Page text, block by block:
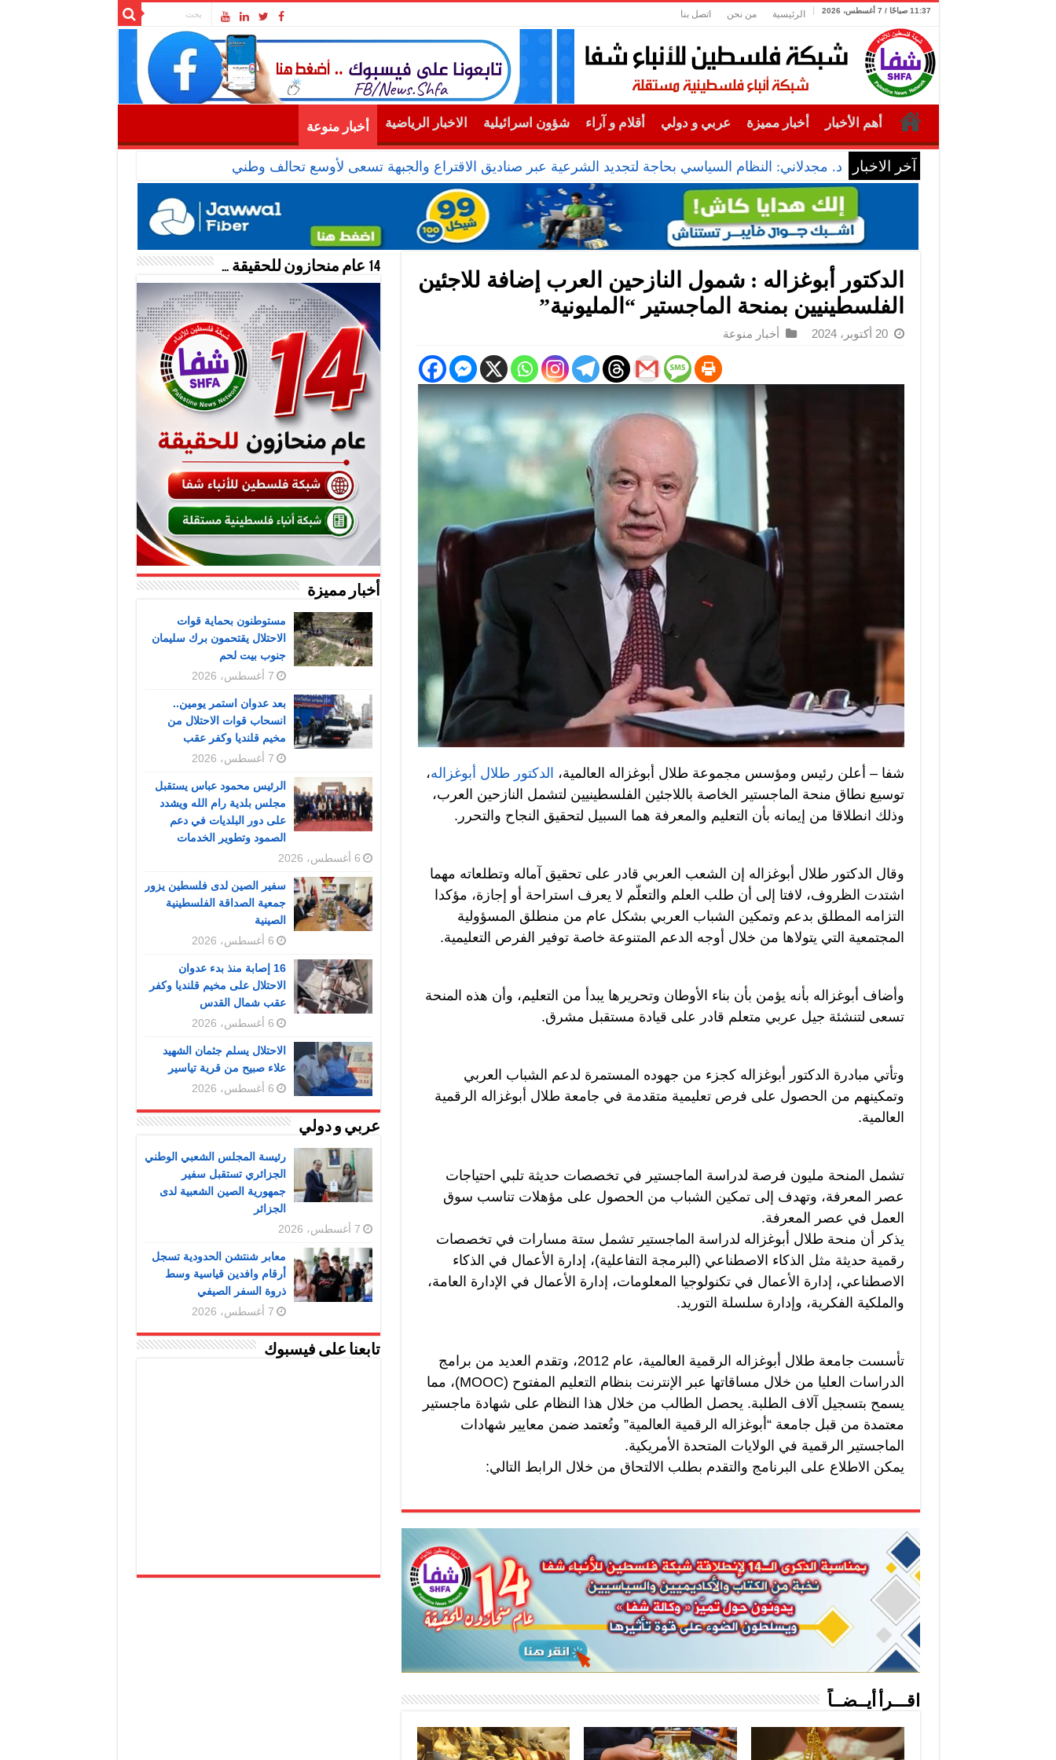
11:37 صباحًا / 7 أغسطس، 2026 الرئيسية من نحن اتصل بنا
أهم الأخبار أخبار مميزة عربي و دولي أقلام و آراء شؤون اسرائيلية الاخبار الرياضية أخبار منوعة
آخر الاخبار د. مجدلاني: النظام السياسي بحاجة لتجديد الشرعية عبر صناديق الاقتراع والجبهة تسعى لأوسع تحالف وطني
الدكتور أبوغزاله : شمول النازحين العرب إضافة للاجئين
الفلسطينيين بمنحة الماجستير “المليونية”
20 أكتوبر، 2024 أخبار منوعة
شفا – أعلن رئيس ومؤسس مجموعة طلال أبوغزاله العالمية، الدكتور طلال أبوغزاله،
توسيع نطاق منحة الماجستير الخاصة باللاجئين الفلسطينيين لتشمل النازحين العرب،
وذلك انطلاقا من إيمانه بأن التعليم والمعرفة هما السبيل لتحقيق النجاح والتحرر.
وقال الدكتور طلال أبوغزاله إن الشعب العربي قادر على تحقيق آماله وتطلعاته مهما
اشتدت الظروف، لافتا إلى أن طلب العلم والتعلّم لا يعرف استراحة أو إجازة، مؤكدا
التزامه المطلق بدعم وتمكين الشباب العربي بشكل عام من منطلق المسؤولية
المجتمعية التي يتولاها من خلال أوجه الدعم المتنوعة خاصة توفير الفرص التعليمية.
وأضاف أبوغزاله بأنه يؤمن بأن بناء الأوطان وتحريرها يبدأ من التعليم، وأن هذه المنحة
تسعى لتنشئة جيل عربي متعلم قادر على قيادة مستقبل مشرق.
وتأتي مبادرة الدكتور أبوغزاله كجزء من جهوده المستمرة لدعم الشباب العربي
وتمكينهم من الحصول على فرص تعليمية متقدمة في جامعة طلال أبوغزاله الرقمية
العالمية.
تشمل المنحة مليون فرصة لدراسة الماجستير في تخصصات حديثة تلبي احتياجات
عصر المعرفة، وتهدف إلى تمكين الشباب من الحصول على مؤهلات تناسب سوق
العمل في عصر المعرفة.
يذكر أن منحة طلال أبوغزاله لدراسة الماجستير تشمل ستة مسارات في تخصصات
رقمية حديثة مثل الذكاء الاصطناعي (البرمجة التفاعلية)، إدارة الأعمال في الذكاء
الاصطناعي، إدارة الأعمال في تكنولوجيا المعلومات، إدارة الأعمال في الإدارة العامة،
والملكية الفكرية، وإدارة سلسلة التوريد.
تأسست جامعة طلال أبوغزاله الرقمية العالمية، عام 2012، وتقدم العديد من برامج
الدراسات العليا من خلال مساقاتها عبر الإنترنت بنظام التعليم المفتوح (MOOC)، مما
يسمح بتسجيل آلاف الطلبة. يحصل الطالب من خلال هذا النظام على شهادة ماجستير
معتمدة من قبل جامعة “أبوغزاله الرقمية العالمية” وتُعتمد ضمن معايير شهادات
الماجستير الرقمية في الولايات المتحدة الأمريكية.
يمكن الاطلاع على البرنامج والتقدم بطلب الالتحاق من خلال الرابط التالي:
اقـــرأ أيــضــاً
14 عام منحازون للحقيقة …
أخبار مميزة
مستوطنون بحماية قوات
الاحتلال يقتحمون برك سليمان
جنوب بيت لحم
7 أغسطس، 2026
بعد عدوان استمر يومين..
انسحاب قوات الاحتلال من
مخيم قلنديا وكفر عقب
7 أغسطس، 2026
الرئيس محمود عباس يستقبل
مجلس بلدية رام الله ويشدد
على دور البلديات في دعم
الصمود وتطوير الخدمات
6 أغسطس، 2026
سفير الصين لدى فلسطين يزور
جمعية الصداقة الفلسطينية
الصينية
6 أغسطس، 2026
16 إصابة منذ بدء عدوان
الاحتلال على مخيم قلنديا وكفر
عقب شمال القدس
6 أغسطس، 2026
الاحتلال يسلم جثمان الشهيد
علاء صبيح من قرية تياسير
6 أغسطس، 2026
عربي و دولي
رئيسة المجلس الشعبي الوطني
الجزائري تستقبل سفير
جمهورية الصين الشعبية لدى
الجزائر
7 أغسطس، 2026
معابر شنتشن الحدودية تسجل
أرقام وافدين قياسية وسط
ذروة السفر الصيفي
7 أغسطس، 2026
تابعنا على فيسبوك